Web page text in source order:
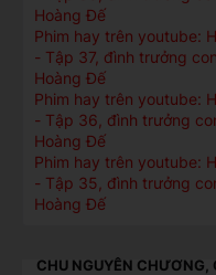
Hoàng Đế
Phim hay trên youtube:
- Tập 37, đình trưởng
Hoàng Đế
Phim hay trên youtube:
- Tập 36, đình trưởng
Hoàng Đế
Phim hay trên youtube:
- Tập 35, đình trưởng
Hoàng Đế
CHU NGUYÊN CHƯƠNG,